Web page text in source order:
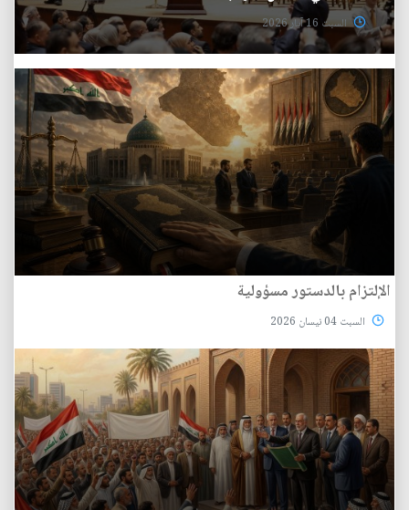
السبت 16 آيار 2026
الإلتزام بالدستور مسؤولية
السبت 04 نيسان 2026